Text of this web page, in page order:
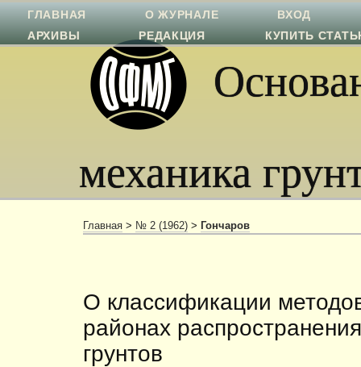
механика
ГЛАВНАЯ О ЖУРНАЛЕ
ВХОД
АРХИВЫ
РЕДАКЦИЯ КУПИТЬ
Главная > № 2 (1962) > Гончаров
О классификации
районах
грунтов